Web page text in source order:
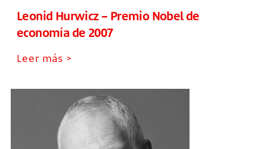
Leonid Hurwicz – Premio Nobel de
economía de 2007
Leer más >